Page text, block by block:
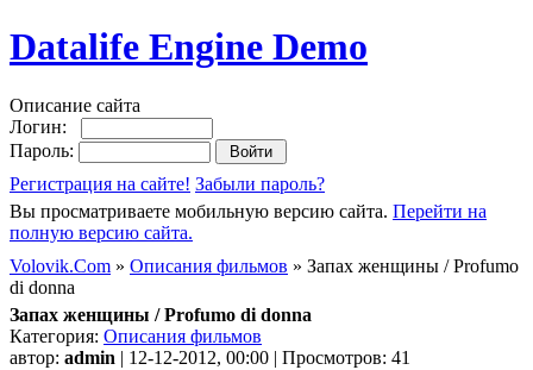
Datalife Engine Demo
Описание сайта
Логин:
Пароль:
Регистрация на сайте! Забыли пароль?
Вы просматриваете мобильную версию сайта. Перейти на
полную версию сайта.
Volovik.Com » Описания фильмов » Запах женщины / Profumo
di donna
Запах женщины / Profumo di donna
Категория: Описания фильмов
автор: admin | 12-12-2012, 00:00 | Просмотров: 41